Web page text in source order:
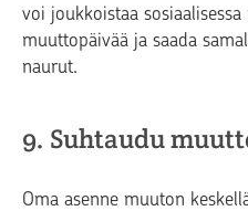
voi joukkoistaa sosiaalisessa
muuttopäivää ja saada
naurut.
9. Suhtaudu
Oma asenne muuton